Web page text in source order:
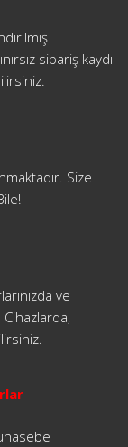
sipariş kaydı
Size
ve